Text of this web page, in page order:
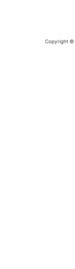
Copyright ©